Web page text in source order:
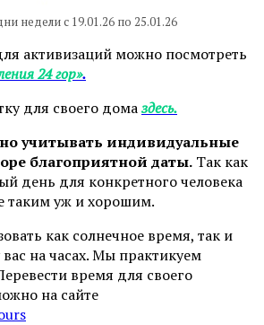
недели с 19.01.26 по 25.01.26
активизаций можно посмотреть
24 гор».
для своего домаздесь.
учитывать индивидуальные
благоприятной даты. Так как
день для конкретного человека
таким уж и хорошим.
как солнечное время, так и
на часах. Мы практикуем
время для своего
на сайте